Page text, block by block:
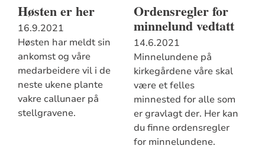
Høsten er her
16.9.2021
Høsten har meldt sin
ankomst og våre
medarbeidere vil i de
neste ukene plante
vakre callunaer på
stellgravene.
Ordensregler for
minnelund vedtatt
14.6.2021
Minnelundene på
kirkegårdene våre skal
være et felles
minnested for alle som
er gravlagt der. Her kan
du finne ordensregler
for minnelundene.